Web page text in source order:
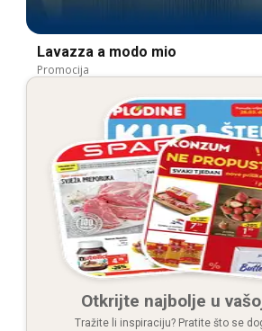
Lavazza a modo mio
Promocija
Otkrijte najbolje u
Tražite li inspiraciju? Pratite što se